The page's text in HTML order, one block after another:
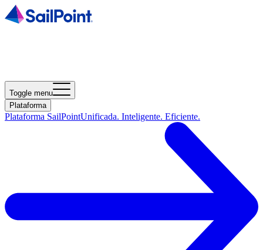
Toggle menu
Plataforma
Plataforma SailPointUnificada. Inteligente. Eficiente.